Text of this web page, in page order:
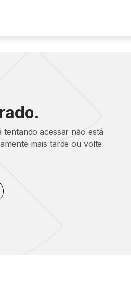
tentando acessar não está
mais tarde ou volte